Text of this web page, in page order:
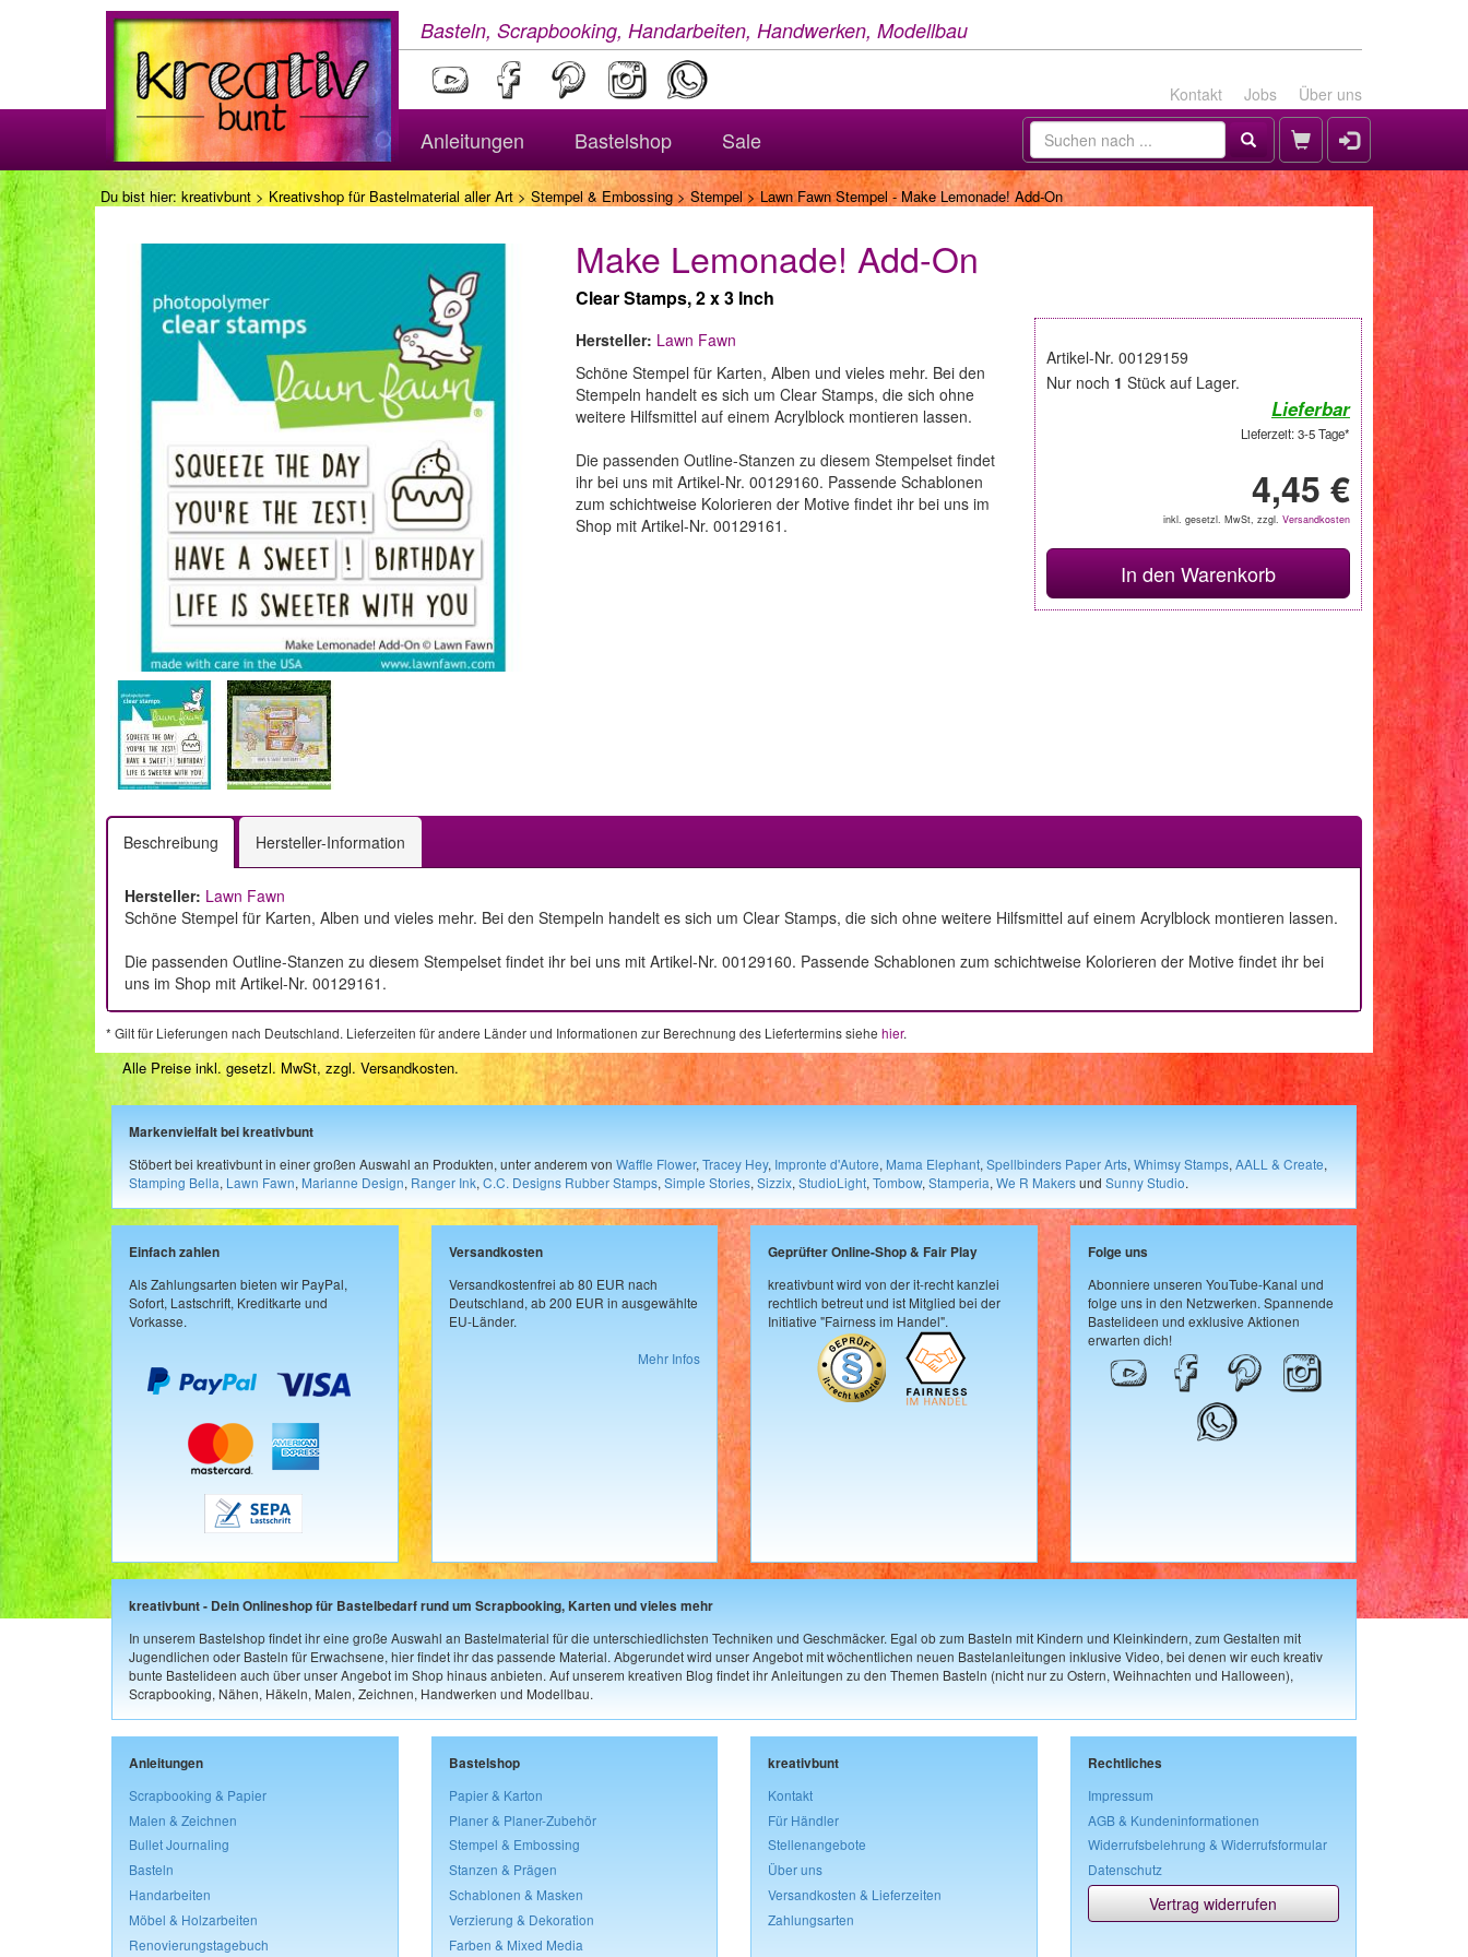
Basteln, Scrapbooking, Handarbeiten, Handwerken, Modellbau
Kontakt Jobs Über uns
Anleitungen Bastelshop Sale
Du bist hier: kreativbunt > Kreativshop für Bastelmaterial aller Art> Stempel & Embossing> Stempel> Lawn Fawn Stempel - Make Lemonade! Add-On
Make Lemonade! Add-On
Clear Stamps, 2 x 3 Inch
Artikel-Nr. 00129159
Nur noch 1 Stück auf Lager.
Lieferbar
Lieferzeit: 3-5 Tage*
4,45 €
inkl. gesetzl. MwSt, zzgl. Versandkosten
In den Warenkorb
Hersteller: Lawn Fawn
Schöne Stempel für Karten, Alben und vieles mehr. Bei den
Stempeln handelt es sich um Clear Stamps, die sich ohne
weitere Hilfsmittel auf einem Acrylblock montieren lassen.
Die passenden Outline-Stanzen zu diesem Stempelset findet
ihr bei uns mit Artikel-Nr. 00129160. Passende Schablonen
zum schichtweise Kolorieren der Motive findet ihr bei uns im
Shop mit Artikel-Nr. 00129161.
Beschreibung Hersteller-Information
Hersteller: Lawn Fawn
Schöne Stempel für Karten, Alben und vieles mehr. Bei den Stempeln handelt es sich um Clear Stamps, die sich ohne weitere Hilfsmittel auf einem Acrylblock montieren lassen.
Die passenden Outline-Stanzen zu diesem Stempelset findet ihr bei uns mit Artikel-Nr. 00129160. Passende Schablonen zum schichtweise Kolorieren der Motive findet ihr bei
uns im Shop mit Artikel-Nr. 00129161.
* Gilt für Lieferungen nach Deutschland. Lieferzeiten für andere Länder und Informationen zur Berechnung des Liefertermins siehe hier.
Alle Preise inkl. gesetzl. MwSt, zzgl. Versandkosten.
Markenvielfalt bei kreativbunt
Stöbert bei kreativbunt in einer großen Auswahl an Produkten, unter anderem von Waffle Flower, Tracey Hey, Impronte d'Autore, Mama Elephant, Spellbinders Paper Arts, Whimsy Stamps, AALL & Create,
Stamping Bella, Lawn Fawn, Marianne Design, Ranger Ink, C.C. Designs Rubber Stamps, Simple Stories, Sizzix, StudioLight, Tombow, Stamperia, We R Makersund Sunny Studio.
Einfach zahlen
Als Zahlungsarten bieten wir PayPal,
Sofort, Lastschrift, Kreditkarte und
Vorkasse.
Versandkosten
Versandkostenfrei ab 80 EUR nach
Deutschland, ab 200 EUR in ausgewählte
EU-Länder.
Mehr Infos
Geprüfter Online-Shop & Fair Play
kreativbunt wird von der it-recht kanzlei
rechtlich betreut und ist Mitglied bei der
Initiative "Fairness im Handel".
Folge uns
Abonniere unseren YouTube-Kanal und
folge uns in den Netzwerken. Spannende
Bastelideen und exklusive Aktionen
erwarten dich!
kreativbunt - Dein Onlineshop für Bastelbedarf rund um Scrapbooking, Karten und vieles mehr
In unserem Bastelshop findet ihr eine große Auswahl an Bastelmaterial für die unterschiedlichsten Techniken und Geschmäcker. Egal ob zum Basteln mit Kindern und Kleinkindern, zum Gestalten mit
Jugendlichen oder Basteln für Erwachsene, hier findet ihr das passende Material. Abgerundet wird unser Angebot mit wöchentlichen neuen Bastelanleitungen inklusive Video, bei denen wir euch kreativ
bunte Bastelideen auch über unser Angebot im Shop hinaus anbieten. Auf unserem kreativen Blog findet ihr Anleitungen zu den Themen Basteln (nicht nur zu Ostern, Weihnachten und Halloween),
Scrapbooking, Nähen, Häkeln, Malen, Zeichnen, Handwerken und Modellbau.
Anleitungen
Scrapbooking & Papier
Malen & Zeichnen
Bullet Journaling
Basteln
Handarbeiten
Möbel & Holzarbeiten
Renovierungstagebuch
Bastelshop
Papier & Karton
Planer & Planer-Zubehör
Stempel & Embossing
Stanzen & Prägen
Schablonen & Masken
Verzierung & Dekoration
Farben & Mixed Media
kreativbunt
Kontakt
Für Händler
Stellenangebote
Über uns
Versandkosten & Lieferzeiten
Zahlungsarten
Rechtliches
Impressum
AGB & Kundeninformationen
Widerrufsbelehrung & Widerrufsformular
Datenschutz
Vertrag widerrufen